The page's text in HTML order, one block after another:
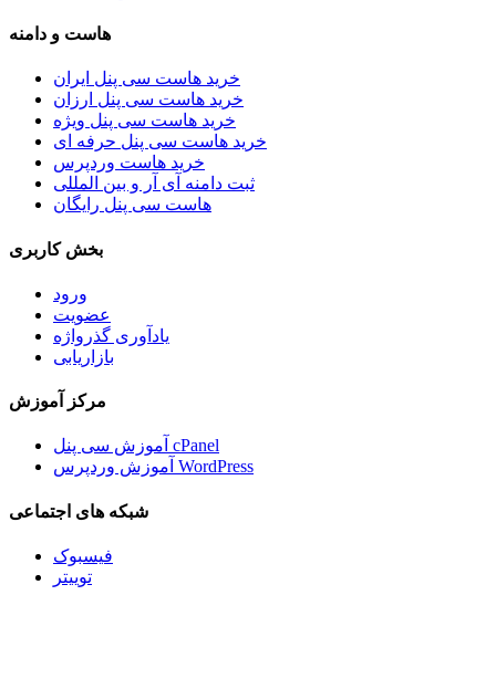
هاست و دامنه
خرید هاست سی پنل ایران
خرید هاست سی پنل ارزان
خرید هاست سی پنل ویژه
خرید هاست سی پنل حرفه ای
خرید هاست وردپرس
ثبت دامنه آی آر و بین المللی
هاست سی پنل رایگان
بخش کاربری
ورود
عضویت
یادآوری گذرواژه
بازاریابی
مرکز آموزش
آموزش سی پنل cPanel
آموزش وردپرس WordPress
شبکه های اجتماعی
فیسبوک
توییتر